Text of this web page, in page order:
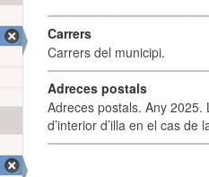
Carrers
Carrers del municipi.
Adreces postals
Adreces postals. Any 2025.
d’interior d’illa en el cas